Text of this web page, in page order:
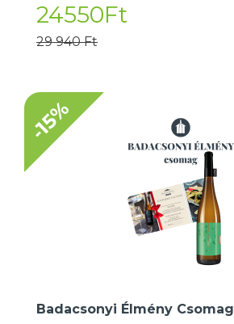
24550Ft
29 940 Ft
-15%
Badacsonyi Élmény Csomag